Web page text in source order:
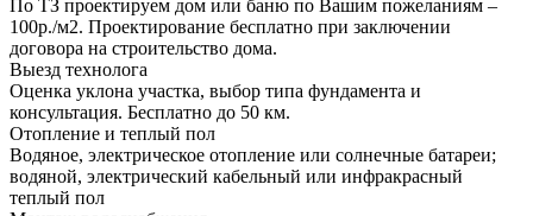
По ТЗ проектируем дом или баню по Вашим пожеланиям –
100р./м2. Проектирование бесплатно при заключении
договора на строительство дома.
Выезд технолога
Оценка уклона участка, выбор типа фундамента и
консультация. Бесплатно до 50 км.
Отопление и теплый пол
Водяное, электрическое отопление или солнечные батареи;
водяной, электрический кабельный или инфракрасный
теплый пол